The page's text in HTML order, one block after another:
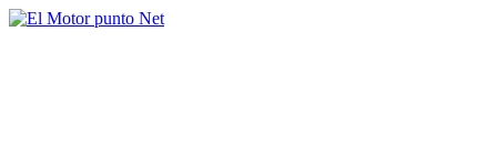
Saltar